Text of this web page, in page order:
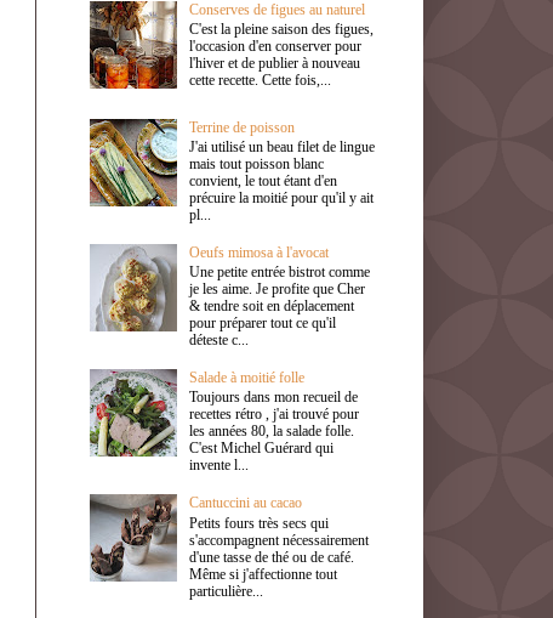
Conserves de figues au naturel
C'est la pleine saison des figues,
l'occasion d'en conserver pour
l'hiver et de publier à nouveau
cette recette. Cette fois,...
Terrine de poisson
J'ai utilisé un beau filet de lingue
mais tout poisson blanc
convient, le tout étant d'en
précuire la moitié pour qu'il y ait
pl...
Oeufs mimosa à l'avocat
Une petite entrée bistrot comme
je les aime. Je profite que Cher
& tendre soit en déplacement
pour préparer tout ce qu'il
déteste c...
Salade à moitié folle
Toujours dans mon recueil de
recettes rétro , j'ai trouvé pour
les années 80, la salade folle.
C'est Michel Guérard qui
invente l...
Cantuccini au cacao
Petits fours très secs qui
s'accompagnent nécessairement
d'une tasse de thé ou de café.
Même si j'affectionne tout
particulière...